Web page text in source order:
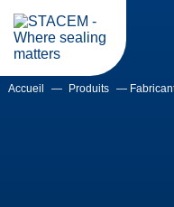
Accueil — Produits —